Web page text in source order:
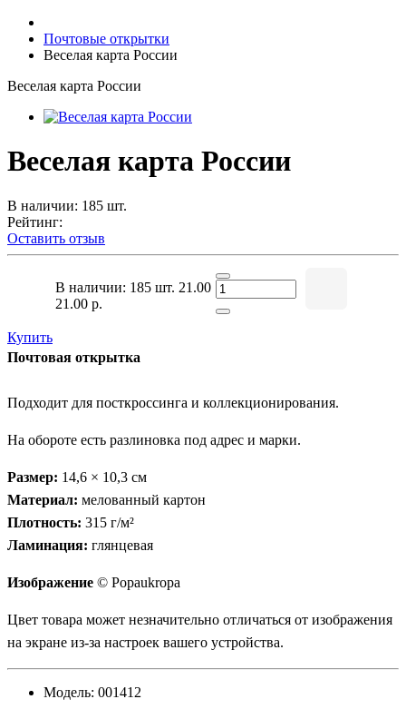
Почтовые открытки
Веселая карта России
Веселая карта России
Веселая карта России
В наличии: 185 шт.
Рейтинг:
Оставить отзыв
В наличии: 185 шт. 21.00
21.00 р.
Купить
Почтовая открытка
Подходит для посткроссинга и коллекционирования.
На обороте есть разлиновка под адрес и марки.
Размер: 14,6 × 10,3 см
Материал: мелованный картон
Плотность: 315 г/м²
Ламинация: глянцевая
Изображение © Popaukropa
Цвет товара может незначительно отличаться от изображения
на экране из-за настроек вашего устройства.
Модель: 001412